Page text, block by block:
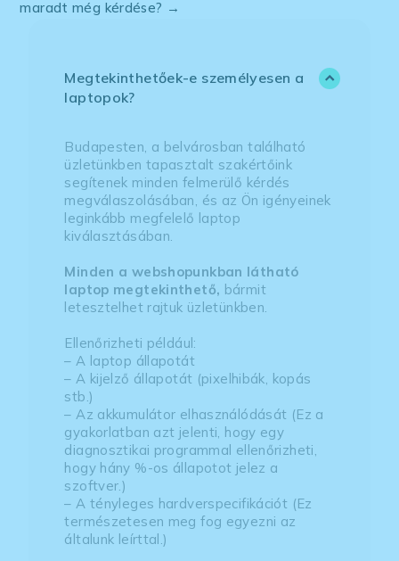
maradt még kérdése? →
Megtekinthetőek-e személyesen a
laptopok?
Budapesten, a belvárosban található
üzletünkben tapasztalt szakértőink
segítenek minden felmerülő kérdés
megválaszolásában, és az Ön igényeinek
leginkább megfelelő laptop
kiválasztásában.
Minden a webshopunkban látható
laptop megtekinthető, bármit
letesztelhet rajtuk üzletünkben.
Ellenőrizheti például:
– A laptop állapotát
– A kijelző állapotát (pixelhibák, kopás
stb.)
– Az akkumulátor elhasználódását (Ez a
gyakorlatban azt jelenti, hogy egy
diagnosztikai programmal ellenőrizheti,
hogy hány %-os állapotot jelez a
szoftver.)
– A tényleges hardverspecifikációt (Ez
természetesen meg fog egyezni az
általunk leírttal.)